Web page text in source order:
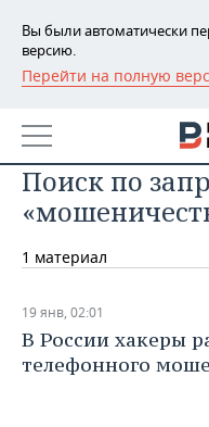
Вы были автоматически
версию.
Перейти на полную
РЕГИОНЫ
БАШКОРТОСТАН
ТАТАРСТАН
УДМУРТИЯ
НОВОСТИ
АНАЛИТИКА
НОВОСТИ
ВУЗЫ ТАТАРСТАНА
ЭКОНОМИКА
БАНКИ
ПРОМЫШЛЕННОСТИ
НЕДВИЖИМОСТЬ
НОВОСТИ
АВТО
Поиск по
1 материал
19 янв, 02:01
В России хакеры
телефонного